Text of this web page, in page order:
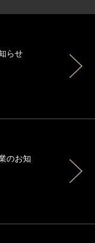
らせ
のお知